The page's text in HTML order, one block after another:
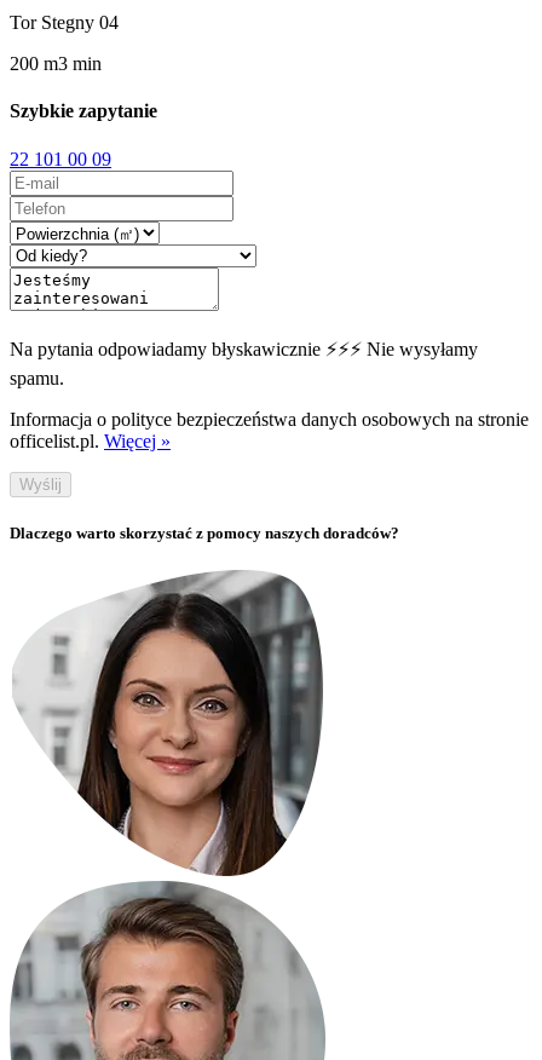
Tor Stegny 04
200 m3 min
Szybkie zapytanie
22 101 00 09
Na pytania odpowiadamy błyskawicznie ⚡⚡⚡ Nie wysyłamy
spamu.
Informacja o polityce bezpieczeństwa danych osobowych na stronie
officelist.pl. Więcej »
Wyślij
Dlaczego warto skorzystać z pomocy naszych doradców?